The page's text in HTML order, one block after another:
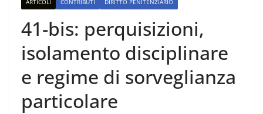
ARTICOLI CONTRIBUTI DIRITTO PENITENZIARIO
41-bis: perquisizioni,
isolamento disciplinare
e regime di sorveglianza
particolare